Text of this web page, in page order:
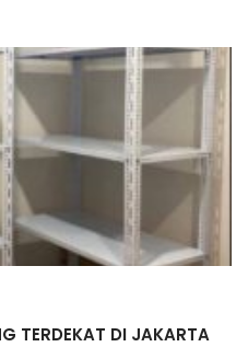
TERDEKAT DI JAKARTA